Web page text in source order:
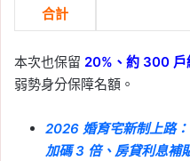
合計
本次也保留 20%、約 300 戶
弱勢身分保障名額。
2026 婚育宅新制上路
加碼 3 倍、房貸利息補